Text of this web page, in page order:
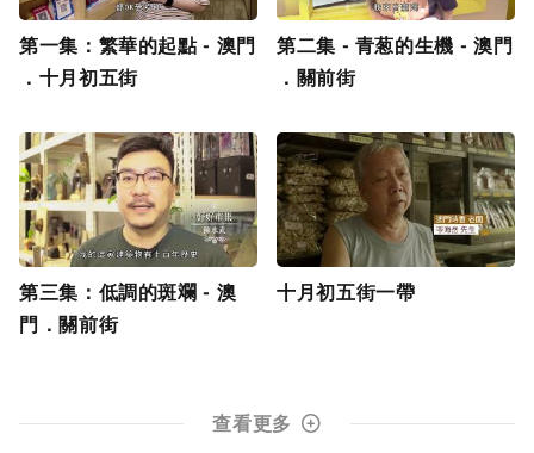
第一集：繁華的起點 - 澳門
．十月初五街
第二集 - 青葱的生機 - 澳門
．關前街
第三集：低調的斑斕 - 澳
門．關前街
十月初五街一帶
查看更多